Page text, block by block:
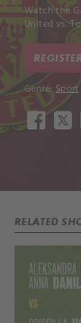
Watch the
United vs.
Genre: Sport
RELATED